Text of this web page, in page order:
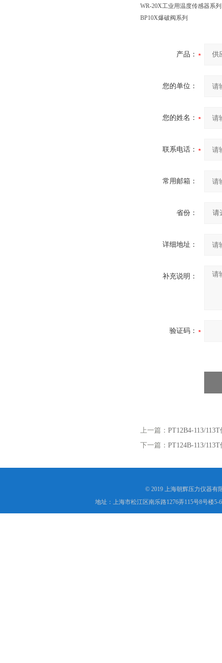
WR-20X工业用温度传感器系列
BP10X爆破阀系列
产品：
您的单位：
您的姓名：
联系电话：
常用邮箱：
省份：
详细地址：
补充说明：
验证码：
上一篇： PT12B4-113/
下一篇： PT124B-113/
© 2019 上海朝辉压力仪器有
地址：上海市松江区南乐路1276弄115号8号楼5-